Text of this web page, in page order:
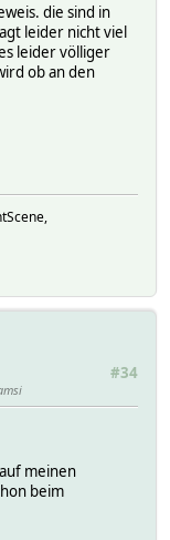
die sind in
leider nicht viel
leider völliger
ob an den
#34
meinen
beim